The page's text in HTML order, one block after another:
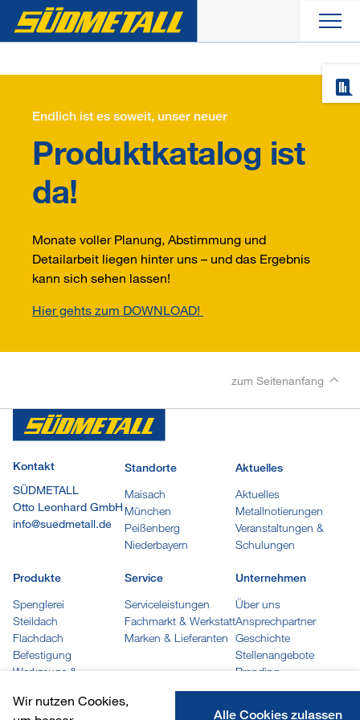
Produkte
Kontakt
Endlich ist es soweit, unser neuer
Produktkatalog ist
da!
Monate voller Planung, Abstimmung und
Detailarbeit liegen hinter uns – und das Ergebnis
kann sich sehen lassen!
Hier gehts zum DOWNLOAD!
zum Seitenanfang
Kontakt
SÜDMETALL
Otto Leonhard GmbH
info@suedmetall.de
Standorte
Maisach
München
Peißenberg
Niederbayern
Aktuelles
Aktuelles
Metallnotierungen
Veranstaltungen &
Schulungen
Produkte
Spenglerei
Steildach
Flachdach
Befestigung
Werkzeuge &
Trapez- und Wellprofile
Service
Serviceleistungen
Fachmarkt & Werkstatt
Marken & Lieferanten
Unternehmen
Über uns
Ansprechpartner
Geschichte
Stellenangebote
Branding
Wir nutzen Cookies,
Alle Cookies zulassen